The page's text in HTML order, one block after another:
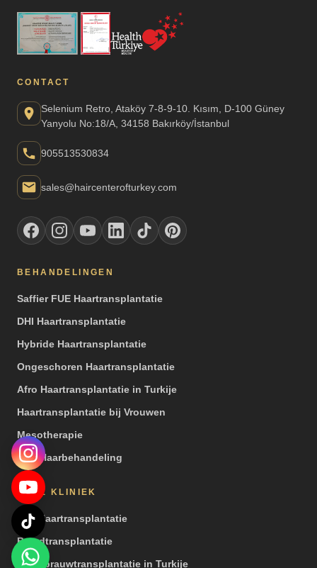
CONTACT
Selenium Retro, Ataköy 7-8-9-10. Kısım, D-100 Güney
Yanyolu No:18/A, 34158 Bakırköy/İstanbul
905513530834
sales@haircenterofturkey.com
BEHANDELINGEN
Saffier FUE Haartransplantatie
DHI Haartransplantatie
Hybride Haartransplantatie
Ongeschoren Haartransplantatie
Afro Haartransplantatie in Turkije
Haartransplantatie bij Vrouwen
Mesotherapie
PRP Haarbehandeling
ONZE KLINIEK
Een Haartransplantatie
Baardtransplantatie
Wenkbrauwtransplantatie in Turkije